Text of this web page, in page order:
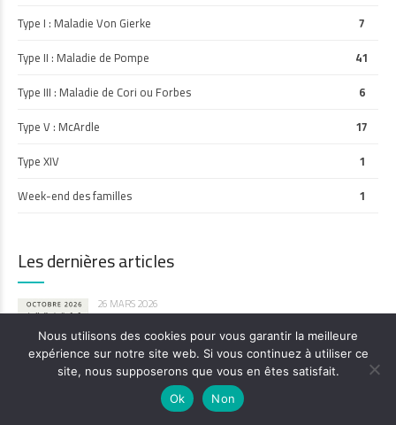
Type I : Maladie Von Gierke
7
Type II : Maladie de Pompe
41
Type III : Maladie de Cori ou Forbes
6
Type V : McArdle
17
Type XIV
1
Week-end des familles
1
Les dernières articles
26 MARS 2026
Week-end des familles 2026 : save the date !
Mars 2026 : tableau des thérapies développées avec le
Nous utilisons des cookies pour vous garantir la meilleure
expérience sur notre site web. Si vous continuez à utiliser ce
site, nous supposerons que vous en êtes satisfait.
Ok
Non